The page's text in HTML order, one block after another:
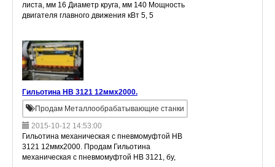
листа, мм 16 Диаметр круга, мм 140 Мощность
двигателя главного движения кВт 5, 5
Гильотина НВ 3121 12ммх2000.
Продам Металлообрабатывающие станки
2015-10-12 14:53:00
Гильотина механическая с пневмомуфтой НВ
3121 12ммх2000. Продам Гильотина
механическая с пневмомуфтой НВ 3121, бу,